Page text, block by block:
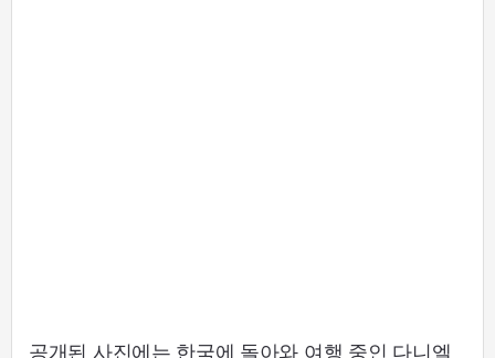
공개된 사진에는 한국에 돌아와 여행 중인 다니엘